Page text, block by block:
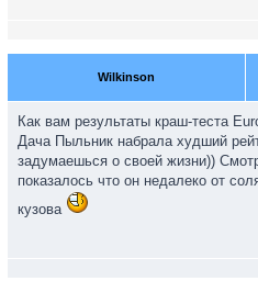
Wilkinson
Как вам результаты краш-теста
Дача Пыльник набрала худший
задумаешься о своей жизни))
показалось что он недалеко от
кузова